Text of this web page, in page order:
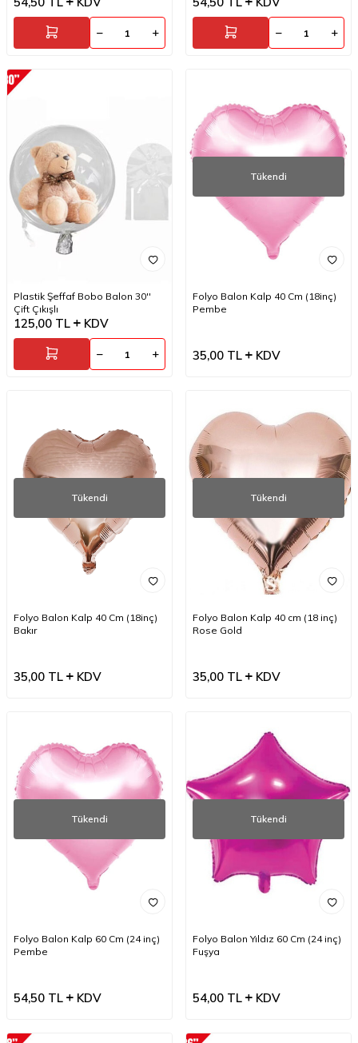
Plastik Şeffaf Bobo Balon 30''
Çift Çıkışlı
125,00 TL KDV
Tükendi
Folyo Balon Kalp 40 Cm (18inç)
Pembe
35,00 TL KDV
Tükendi
Folyo Balon Kalp 40 Cm (18inç)
Bakır
35,00 TL KDV
Tükendi
Folyo Balon Kalp 40 cm (18 inç)
Rose Gold
35,00 TL KDV
Tükendi
Folyo Balon Kalp 60 Cm (24 inç)
Pembe
54,50 TL KDV
Tükendi
Folyo Balon Yıldız 60 Cm (24 inç)
Fuşya
54,00 TL KDV